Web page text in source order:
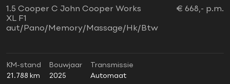
1.5 Cooper C John Cooper Works
XL F1
aut/Pano/Memory/Massage/Hk/Btw
€ 668,- p.m.
KM-stand
21.788 km
Bouwjaar
2025
Transmissie
Automaat